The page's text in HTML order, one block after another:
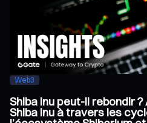
Web3
Shiba Inu peut-il rebondir
Shiba Inu à travers les